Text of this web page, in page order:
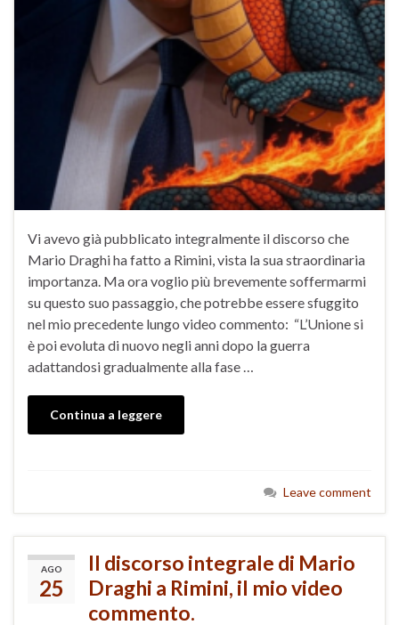
Vi avevo già pubblicato integralmente il discorso che
Mario Draghi ha fatto a Rimini, vista la sua straordinaria
importanza. Ma ora voglio più brevemente soffermarmi
su questo suo passaggio, che potrebbe essere sfuggito
nel mio precedente lungo video commento: “L’Unione si
è poi evoluta di nuovo negli anni dopo la guerra
adattandosi gradualmente alla fase …
Continua a leggere
Leave comment
AGO
25
Il discorso integrale di Mario
Draghi a Rimini, il mio video
commento.